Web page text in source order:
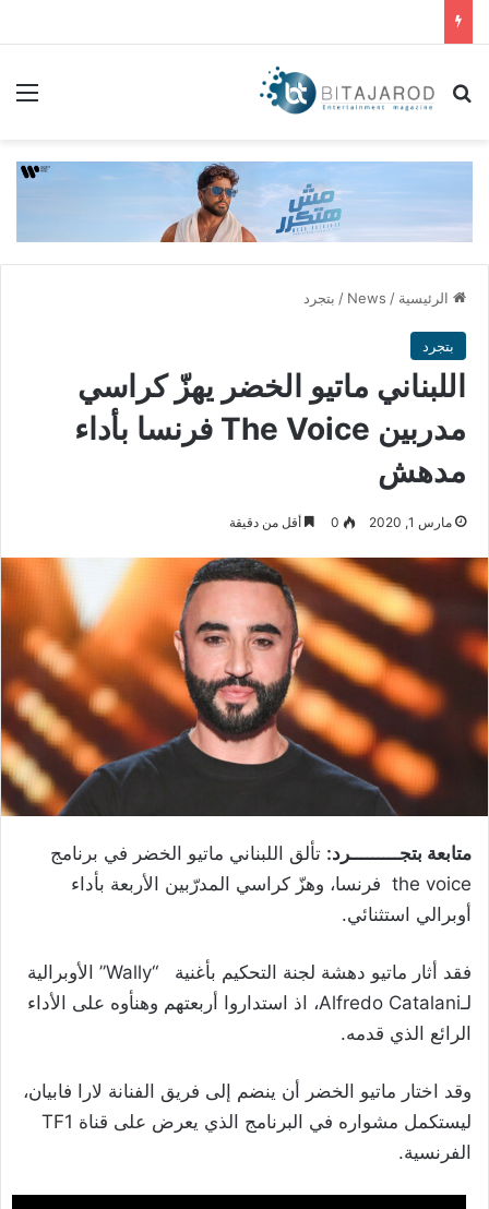
بحث عن
الرئيسية /
News
/ بتجرد
بتجرد
اللبناني ماتيو الخضر يهزّ كراسي
مدربين The Voice فرنسا بأداء
مدهش
مارس 1, 2020 0 أقل من دقيقة
متابعة بتجـــــــــرد: تألق اللبناني ماتيو الخضر في برنامج
the voice فرنسا، وهزّ كراسي المدرّبين الأربعة بأداء
أوبرالي استثنائي.
فقد أثار ماتيو دهشة لجنة التحكيم بأغنية “Wally” الأوبرالية
لـAlfredo Catalani، اذ استداروا أربعتهم وهنأوه على الأداء
الرائع الذي قدمه.
وقد اختار ماتيو الخضر أن ينضم إلى فريق الفنانة لارا فابيان،
ليستكمل مشواره في البرنامج الذي يعرض على قناة TF1
الفرنسية.